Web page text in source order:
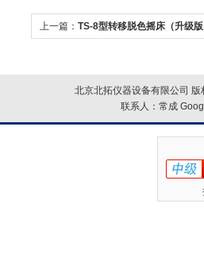
上一篇： TS-8型转移脱色摇床（升级
北京北拓仪器设备有限公司
联系人：常成